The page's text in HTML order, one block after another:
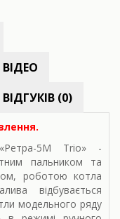
ВІДЕО
ВІДГУКІВ (0)
5М Trio» -
пальником та
роботою котла
відбувається
модельного ряду